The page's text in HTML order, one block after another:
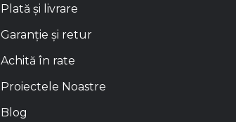
Plată și livrare
Garanție și retur
Achită în rate
Proiectele Noastre
Blog